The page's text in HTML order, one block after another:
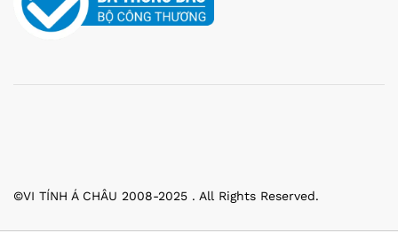
©VI TÍNH Á CHÂU 2008-2025 . All Rights Reserved.